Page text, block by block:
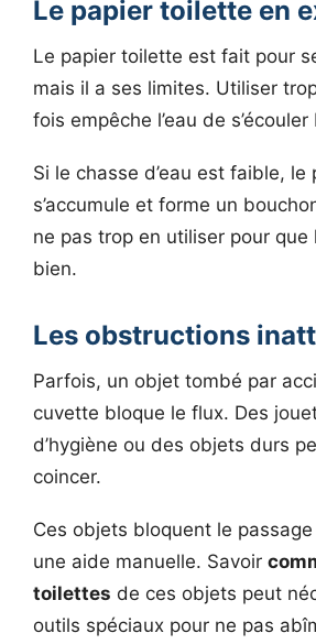
Le papier toilette en
Le papier toilette est fait pour
mais il a ses limites. Utiliser
fois empêche l’eau de s’écouler
Si le chasse d’eau est faible, le
s’accumule et forme un
ne pas trop en utiliser pour que
bien.
Les obstructions
Parfois, un objet tombé par
cuvette bloque le flux. Des
d’hygiène ou des objets durs
coincer.
Ces objets bloquent le
une aide manuelle. Savoir
toilettes de ces objets peut
outils spéciaux pour ne pas